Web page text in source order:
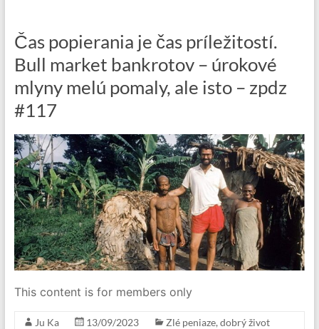
Čas popierania je čas príležitostí.
Bull market bankrotov – úrokové
mlyny melú pomaly, ale isto – zpdz
#117
This content is for members only
Ju Ka 13/09/2023
Zlé peniaze, dobrý život